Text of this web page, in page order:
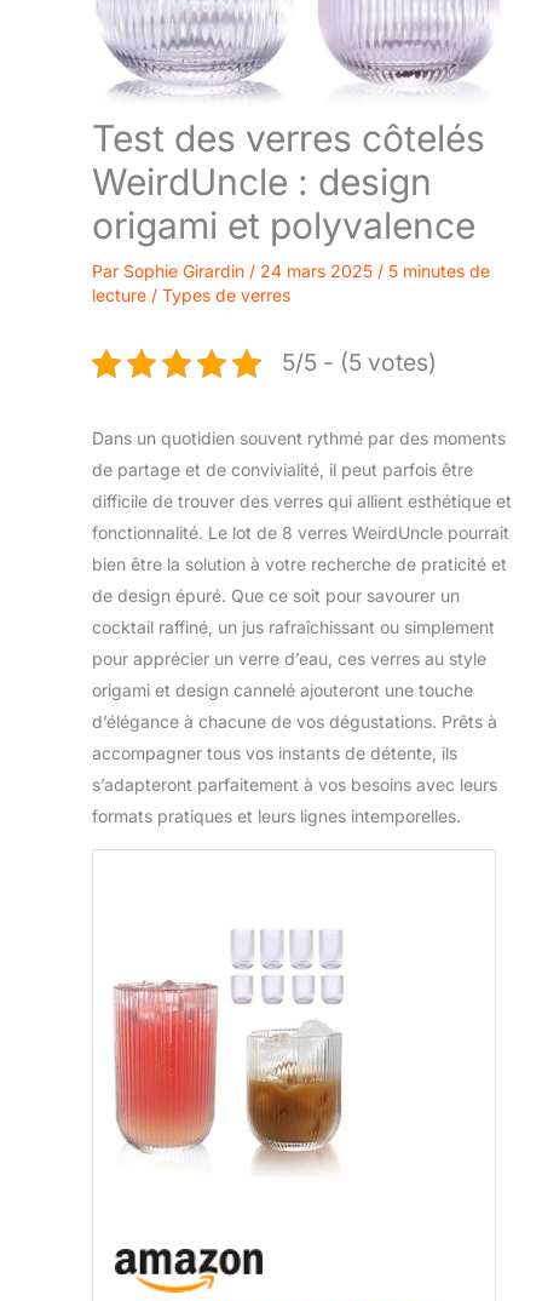
Test des verres côtelés
WeirdUncle : design
origami et polyvalence
Par Sophie Girardin / 24 mars 2025 / 5 minutes de
lecture / Types de verres
5/5 - (5 votes)
Dans un quotidien souvent rythmé par des moments
de partage et de convivialité, il peut parfois être
difficile de trouver des verres qui allient esthétique et
fonctionnalité. Le lot de 8 verres WeirdUncle pourrait
bien être la solution à votre recherche de praticité et
de design épuré. Que ce soit pour savourer un
cocktail raffiné, un jus rafraîchissant ou simplement
pour apprécier un verre d’eau, ces verres au style
origami et design cannelé ajouteront une touche
d’élégance à chacune de vos dégustations. Prêts à
accompagner tous vos instants de détente, ils
s’adapteront parfaitement à vos besoins avec leurs
formats pratiques et leurs lignes intemporelles.